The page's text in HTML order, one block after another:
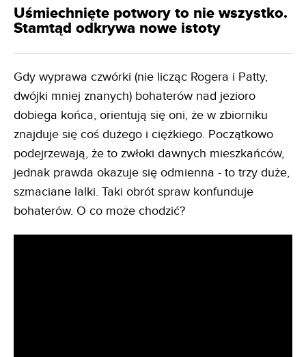
Uśmiechnięte potwory to nie wszystko.
Stamtąd odkrywa nowe istoty
Gdy wyprawa czwórki (nie licząc Rogera i Patty,
dwójki mniej znanych) bohaterów nad jezioro
dobiega końca, orientują się oni, że w zbiorniku
znajduje się coś dużego i ciężkiego. Początkowo
podejrzewają, że to zwłoki dawnych mieszkańców,
jednak prawda okazuje się odmienna - to trzy duże,
szmaciane lalki. Taki obrót spraw konfunduje
bohaterów. O co może chodzić?